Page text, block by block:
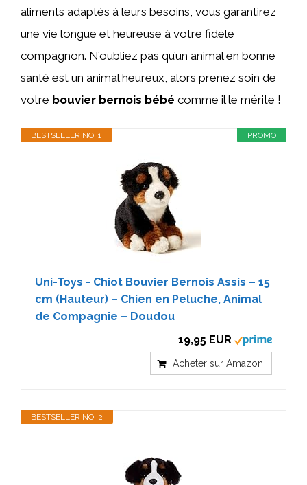
aliments adaptés à leurs besoins, vous garantirez
une vie longue et heureuse à votre fidèle
compagnon. N’oubliez pas qu’un animal en bonne
santé est un animal heureux, alors prenez soin de
votre bouvier bernois bébé comme il le mérite !
PROMO
BESTSELLER NO. 1
Uni-Toys - Chiot Bouvier Bernois Assis – 15
cm (Hauteur) – Chien en Peluche, Animal
de Compagnie – Doudou
19,95 EUR
Acheter sur Amazon
BESTSELLER NO. 2